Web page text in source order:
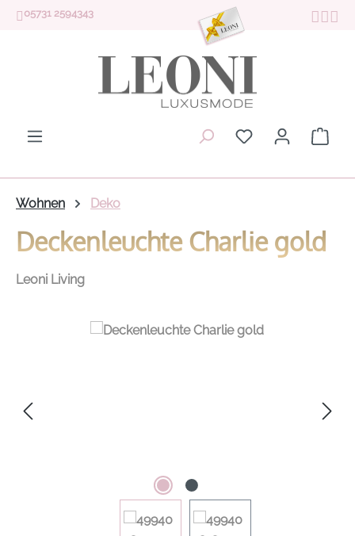
Zum Hauptinhalt springen
05731 2594343
Du hast 0
Wohnen Deko
Deckenleuchte Charlie gold
Leoni Living